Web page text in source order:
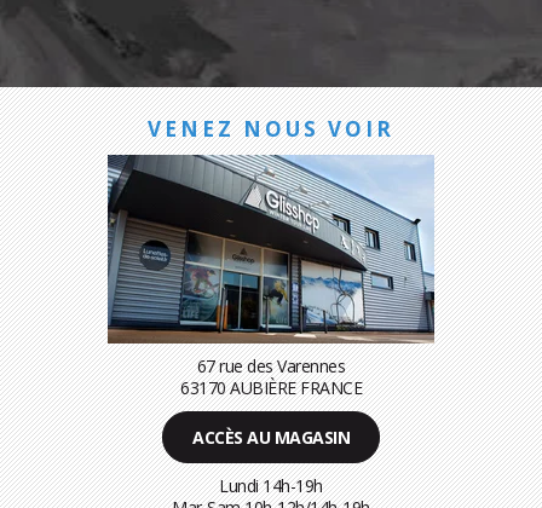
VENEZ NOUS VOIR
67 rue des Varennes
63170 AUBIÈRE FRANCE
ACCÈS AU MAGASIN
Lundi 14h-19h